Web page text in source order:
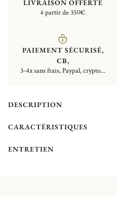
LIVRAISON OFFERTE
à partir de 350€
PAIEMENT SÉCURISÉ,
CB,
3-4x sans frais, Paypal, crypto...
DESCRIPTION
CARACTÉRISTIQUES
ENTRETIEN